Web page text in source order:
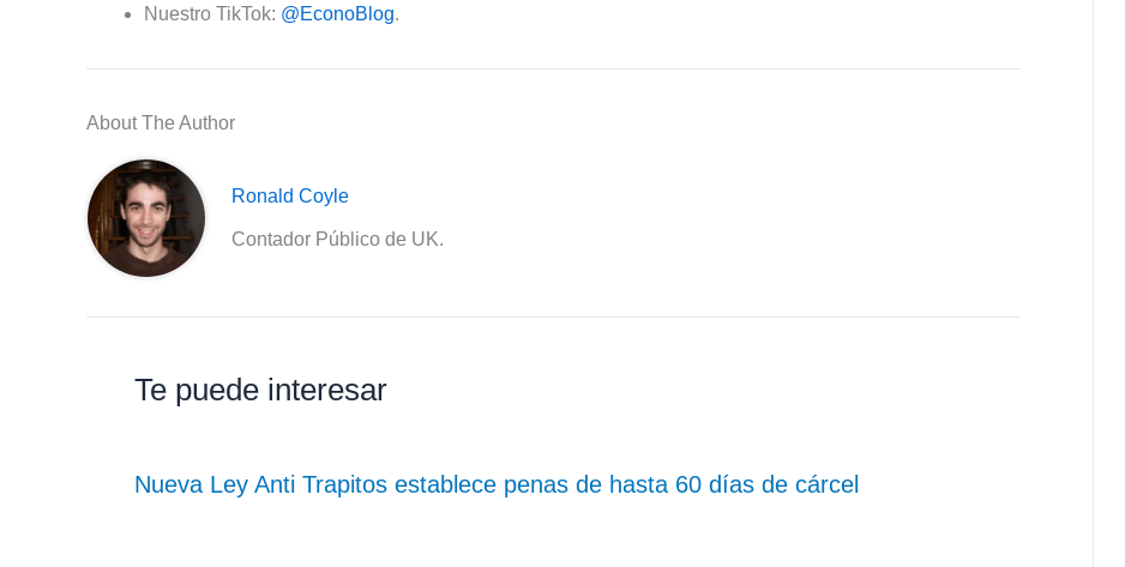
Nuestro TikTok: @EconoBlog.
About The Author
Ronald Coyle
Contador Público de UK.
Te puede interesar
Nueva Ley Anti Trapitos establece penas de hasta 60 días de cárcel